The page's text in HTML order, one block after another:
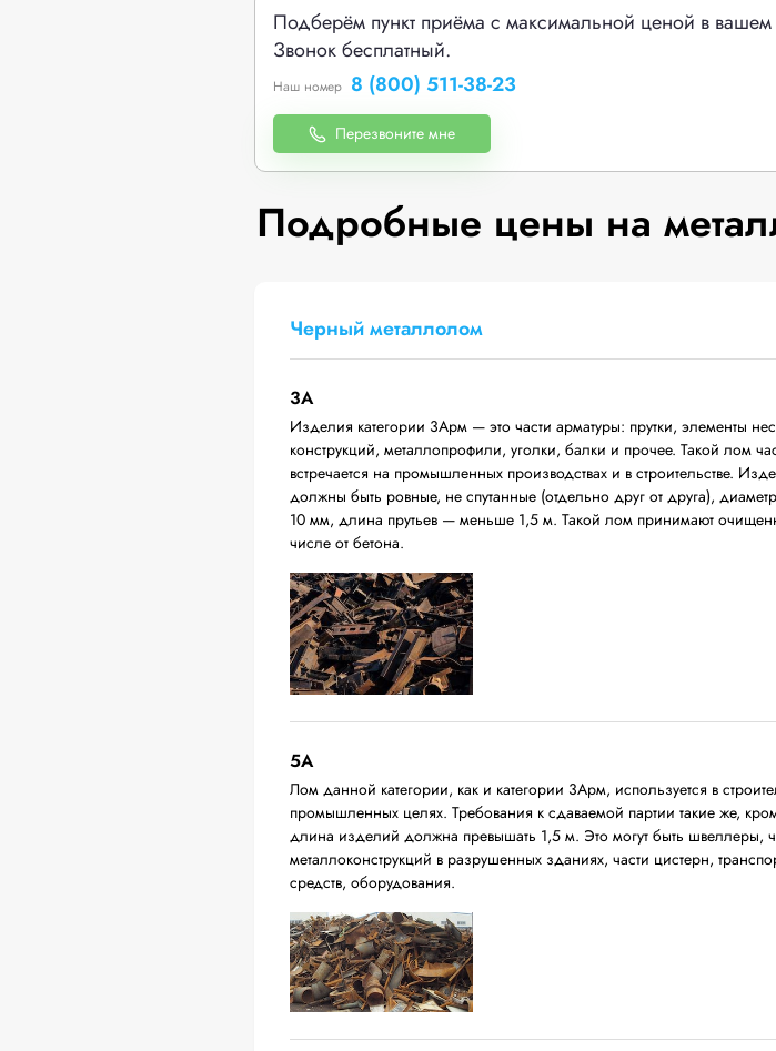
Подберём пункт приёма с максимальной ценой в
Звонок бесплатный.
Наш номер 8 (800) 511-38-23
Перезвоните мне
Подробные цены на
Черный металлолом
3А
Изделия категории 3Арм — это части арматуры: прутки, элементы
конструкций, металлопрофили, уголки, балки и прочее. Такой лом
встречается на промышленных производствах и в строительстве.
должны быть ровные, не спутанные (отдельно друг от друга),
10 мм, длина прутьев — меньше 1,5 м. Такой лом принимают
числе от бетона.
5А
Лом данной категории, как и категории 3Арм, используется в
промышленных целях. Требования к сдаваемой партии такие же,
длина изделий должна превышать 1,5 м. Это могут быть швеллеры,
металлоконструкций в разрушенных зданиях, части цистерн,
средств, оборудования.